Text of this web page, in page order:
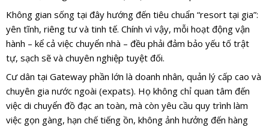
Không gian sống tại đây hướng đến tiêu chuẩn “resort tại gia”:
yên tĩnh, riêng tư và tinh tế. Chính vì vậy, mỗi hoạt động vận
hành – kể cả việc chuyển nhà – đều phải đảm bảo yếu tố trật
tự, sạch sẽ và chuyên nghiệp tuyệt đối.
Cư dân tại Gateway phần lớn là doanh nhân, quản lý cấp cao và
chuyên gia nước ngoài (expats). Họ không chỉ quan tâm đến
việc di chuyển đồ đạc an toàn, mà còn yêu cầu quy trình làm
việc gọn gàng, hạn chế tiếng ồn, không ảnh hưởng đến hàng